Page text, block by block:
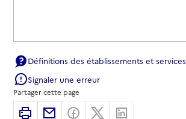
Définitions des établissements et services
Signaler une erreur
Partager cette page
ImprimerPartager par email
Partager sur Facebook
Partager sur X